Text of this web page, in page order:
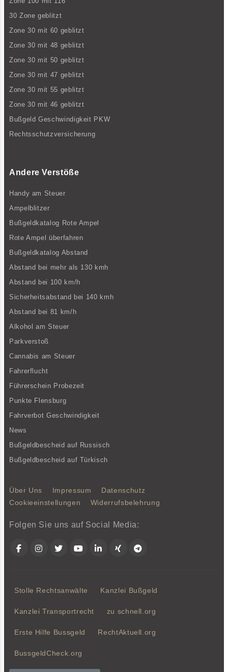
30 Zone geblitzt
Zone 30 mit 60 geblitzt
Zone 30 mit 48 geblitzt
Zone 30 mit 50 geblitzt
Zone 30 mit 47 geblitzt
Zone 30 mit 55 geblitzt
Zone 30 mit 46 geblitzt
Bußgeld Geschwindigkeit PKW
Rechtsschutzversicherung
Andere Verstöße
Handy am Steuer
Ampelblitzer
Bußgeldkatalog Rote Ampel
Rote Ampel überfahren
Bußgeldkatalog Abstand
Abstand bei mehr als 130 kmh
Abstand bei 100 km/h
Sicherheitsabstand bei 140 kmh
Abstand bei 81 km/h
Alkohol am Steuer
Parkverstoß
Cannabis am Steuer
Fahrerflucht
Führerschein Probezeit
Punkte Flensburg
Fahrverbot Geschwindigkeit
News
Bußgeldbescheid auf Russisch
Bußgeldbescheid auf Türkisch
Über Uns Impressum
Datenschutz
Cookieeinstellungen
Widerrufsbelehrung
Folgen Sie uns auf Social Media:
Stolle Rechtsanwälte Kanzlei Bußgeld
Kanzlei Transportrecht zu schnell.org
Erste Hilfe Bussgeld RechtAktuell.org
BussgeldCheck.org